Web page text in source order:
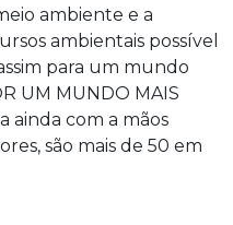
ambiente e a
ambientais possível
para um mundo
UM MUNDO MAIS
ainda com a mãos
são mais de 50 em